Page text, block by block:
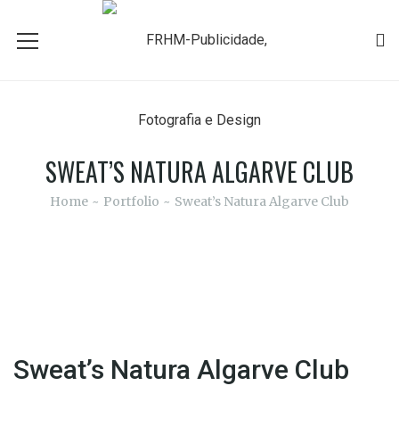
SWEAT’S NATURA ALGARVE CLUB
Home Portfolio Sweat’s Natura Algarve Club
Sweat’s Natura Algarve Club